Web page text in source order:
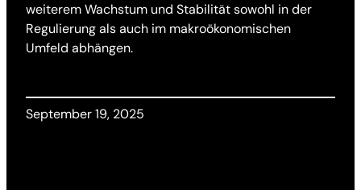
weiterem Wachstum und Stabilität sowohl in der
Regulierung als auch im makroökonomischen
Umfeld abhängen.
September 19, 2025